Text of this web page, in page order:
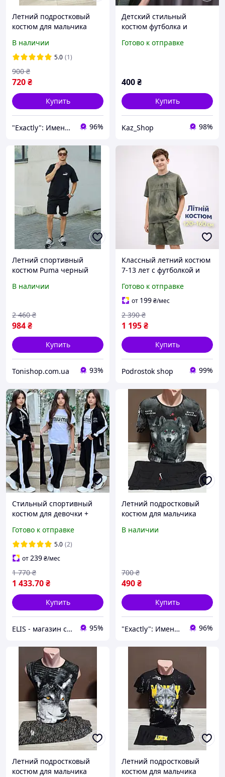
Летний подростковый
костюм для мальчика
и шорты 13-18 лет хлопок
голубой
В наличии
5.0 (1)
720₴
900 ₴
Купить
"Exactly": Именно то, что Вы искали! 96%
Детский стильный
костюм футболка и
черный
Готово к отправке
400₴
Купить
Kaz_Shop 98%
Летний cпортивный
костюм Puma черный
шорты молодежный
и парней
В наличии
984₴
2 460 ₴
Купить
Tonishop.com.ua 93%
Классный летний костюм
7-13 лет с футболкой и
подростка, детские
повседневные
трикотажные комплекты
варка
Готово к отправке
от 199₴/мес
1 195₴
2 390 ₴
Купить
Podrostok shop 99%
Стильный спортивный
костюм для девочки +
Готово к отправке
5.0 (2)
от239₴/мес
1 433.70₴
1 770 ₴
Купить
ELIS - магазин спортивной одежды 95%
Летний подростковый
костюм для мальчика
вожак футболка и шорты
В наличии
490₴
700 ₴
Купить
"Exactly": Именно то, что Вы искали! 96%
Летний подростковый
костюм для мальчика
Летний подростковый
костюм для мальчика